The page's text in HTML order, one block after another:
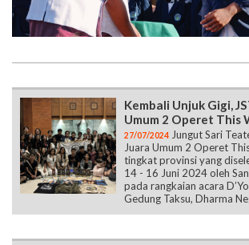
Kembali Unjuk Gigi,
Umum 2 Operet This
27/07/2024 Jungut Sari
Juara Umum 2 Operet
tingkat provinsi yang
14 - 16 Juni 2024 oleh
pada rangkaian acara
Gedung Taksu, Dharma